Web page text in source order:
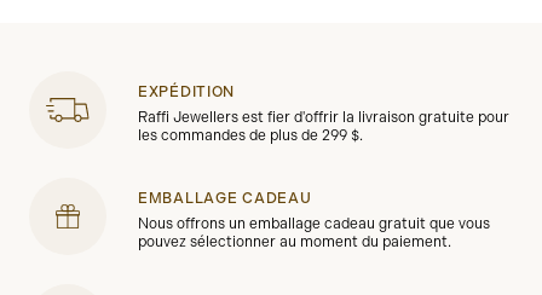
EXPÉDITION
Raffi Jewellers est fier d'offrir la livraison gratuite pour
les commandes de plus de 299 $.
EMBALLAGE CADEAU
Nous offrons un emballage cadeau gratuit que vous
pouvez sélectionner au moment du paiement.